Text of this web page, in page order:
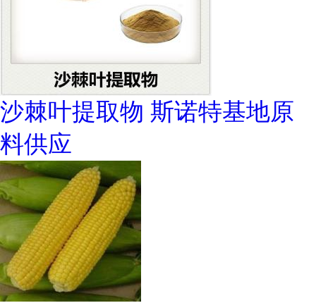
沙棘叶提取物 斯诺特基地原
料供应